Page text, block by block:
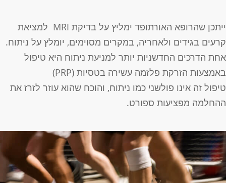
ייתכן שהרופא האורתופד ימליץ על בדיקת MRI למציאת
קרעים בגידים ולאחריה, במקרים מסוימים, יומלץ על ניתוח.
אחת הדרכים החדשניות יותר למניעת ניתוח היא טיפול
באמצעות הזרקת פלזמה עשירה בטסיות (PRP)
טיפול זה אינו פולשני כמו ניתוח, והוכח שהוא עוזר לזרז את
ההחלמה מפציעות ספורט.